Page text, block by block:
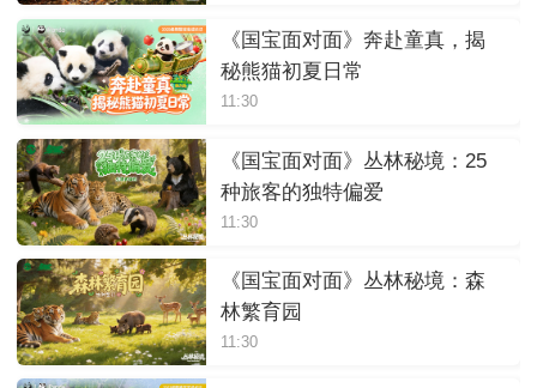
《国宝面对面》奔赴童真，揭
秘熊猫初夏日常
11:30
《国宝面对面》丛林秘境：25
种旅客的独特偏爱
11:30
《国宝面对面》丛林秘境：森
林繁育园
11:30